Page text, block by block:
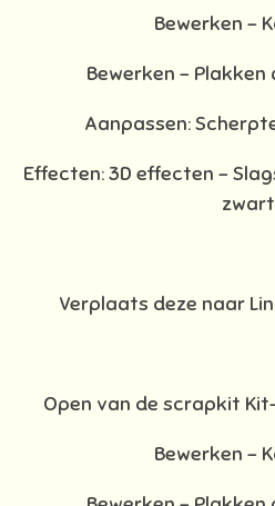
Bewerken –
Bewerken - Plakken
Aanpassen:
Effecten: 3D effecten –
zwart
Verplaats deze naar
Open van de scrapkit
Bewerken –